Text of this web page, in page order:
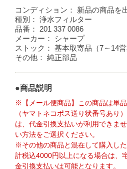
コンディション：
新品の商品を
種別：
浄水フィルター
品番：
201 337 0086
メーカー：
シャープ
ストック：
基本取寄品（7～14営
その他：
純正部品
●商品説明
※【メール便商品】この商品は単
（ヤマトネコポス送り状番号あり
は、代金引換支払いが利用できま
い方法をご選択ください。
※その他の商品と混在して購入し
計税込4000円以上になる場合は、
金引換支払いは可能となります。